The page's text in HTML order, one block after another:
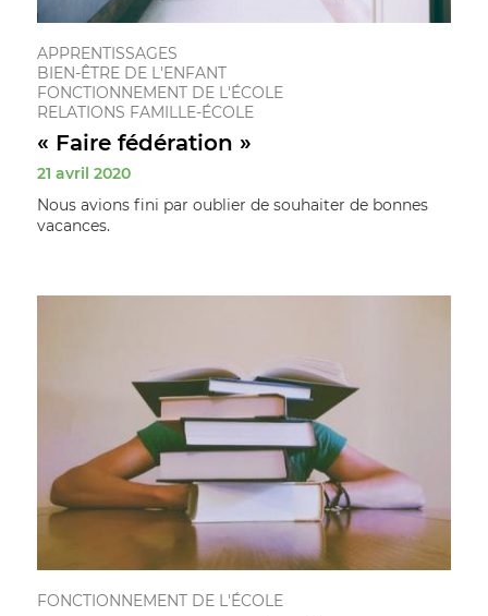
APPRENTISSAGES
BIEN-ÊTRE DE L'ENFANT
FONCTIONNEMENT DE L'ÉCOLE
RELATIONS FAMILLE-ÉCOLE
« Faire fédération »
21 avril 2020
Nous avions fini par oublier de souhaiter de bonnes
vacances.
FONCTIONNEMENT DE L'ÉCOLE